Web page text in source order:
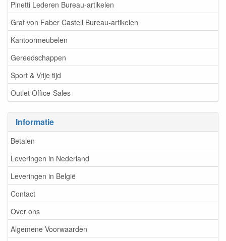
Pinetti Lederen Bureau-artikelen
Graf von Faber Castell Bureau-artikelen
Kantoormeubelen
Gereedschappen
Sport & Vrije tijd
Outlet Office-Sales
Informatie
Betalen
Leveringen in Nederland
Leveringen in België
Contact
Over ons
Algemene Voorwaarden